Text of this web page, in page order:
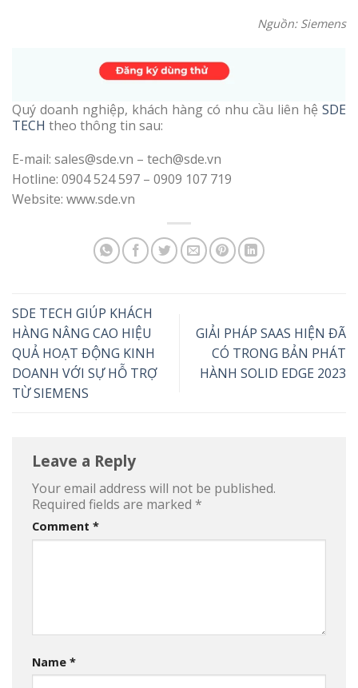
Nguồn: Siemens
Quý doanh nghiệp, khách hàng có nhu cầu liên hệ SDE
TECH theo thông tin sau:
E-mail: sales@sde.vn – tech@sde.vn
Hotline: 0904 524 597 – 0909 107 719
Website: www.sde.vn
SDE TECH GIÚP KHÁCH
HÀNG NÂNG CAO HIỆU
QUẢ HOẠT ĐỘNG KINH
DOANH VỚI SỰ HỖ TRỢ
TỪ SIEMENS
GIẢI PHÁP SAAS HIỆN ĐÃ
CÓ TRONG BẢN PHÁT
HÀNH SOLID EDGE 2023
Leave a Reply
Your email address will not be published.
Required fields are marked *
Comment *
Name *